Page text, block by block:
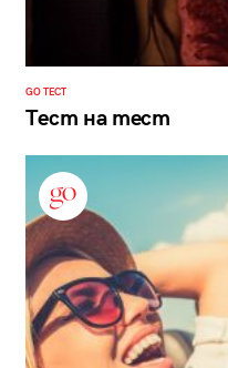
GO ТЕСТ
Тест на тест